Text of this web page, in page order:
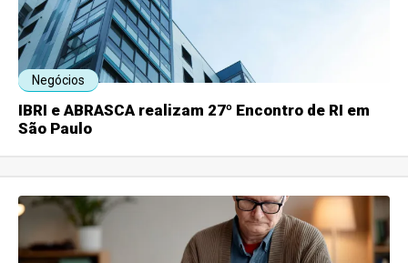
Negócios
IBRI e ABRASCA realizam 27º Encontro de RI em
São Paulo